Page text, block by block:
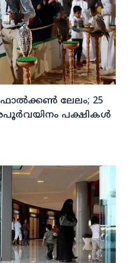
ഫാല്‍ക്കണ്‍ ലേലം; 25
പക്ഷികള്‍